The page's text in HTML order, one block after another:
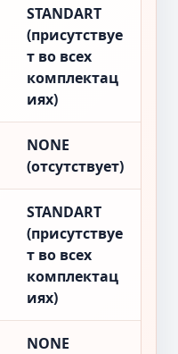
STANDART
(присутствуе
т во всех
комплектац
иях)
NONE
(отсутствует)
STANDART
(присутствуе
т во всех
комплектац
иях)
NONE